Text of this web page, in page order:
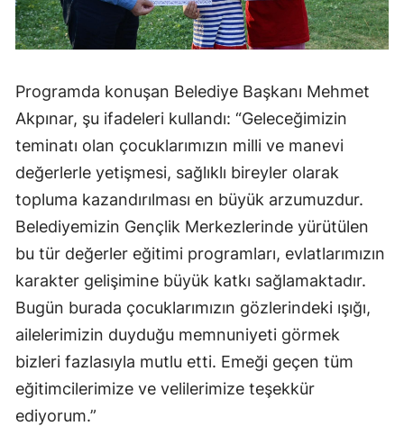
Programda konuşan Belediye Başkanı Mehmet
Akpınar, şu ifadeleri kullandı: “Geleceğimizin
teminatı olan çocuklarımızın milli ve manevi
değerlerle yetişmesi, sağlıklı bireyler olarak
topluma kazandırılması en büyük arzumuzdur.
Belediyemizin Gençlik Merkezlerinde yürütülen
bu tür değerler eğitimi programları, evlatlarımızın
karakter gelişimine büyük katkı sağlamaktadır.
Bugün burada çocuklarımızın gözlerindeki ışığı,
ailelerimizin duyduğu memnuniyeti görmek
bizleri fazlasıyla mutlu etti. Emeği geçen tüm
eğitimcilerimize ve velilerimize teşekkür
ediyorum.”